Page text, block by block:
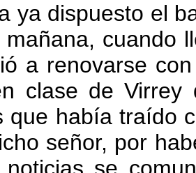
ya dispuesto el
mañana, cuando
a renovarse
clase de
que había traído
señor, por